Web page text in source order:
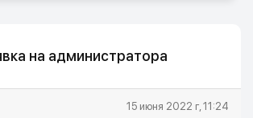
на администратора
15 июня 2022 г, 11:24